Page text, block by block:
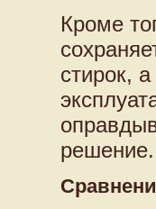
Кроме
стирок,
решение.